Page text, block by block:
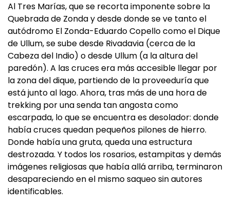
Al Tres Marías, que se recorta imponente sobre la
Quebrada de Zonda y desde donde se ve tanto el
autódromo El Zonda-Eduardo Copello como el Dique
de Ullum, se sube desde Rivadavia (cerca de la
Cabeza del Indio) o desde Ullum (a la altura del
paredón). A las cruces era más accesible llegar por
la zona del dique, partiendo de la proveeduría que
está junto al lago. Ahora, tras más de una hora de
trekking por una senda tan angosta como
escarpada, lo que se encuentra es desolador: donde
había cruces quedan pequeños pilones de hierro.
Donde había una gruta, queda una estructura
destrozada. Y todos los rosarios, estampitas y demás
imágenes religiosas que había allá arriba, terminaron
desapareciendo en el mismo saqueo sin autores
identificables.